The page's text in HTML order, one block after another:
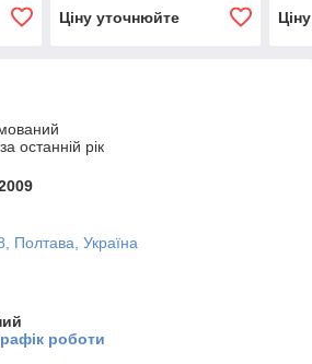
Ціну уточнюйте
останній рік
Полтава, Україна
роботи